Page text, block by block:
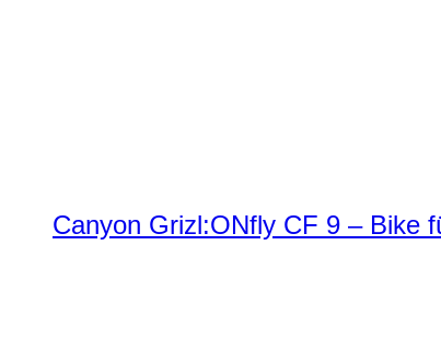
Canyon Grizl:ONfly CF 9 – Bike